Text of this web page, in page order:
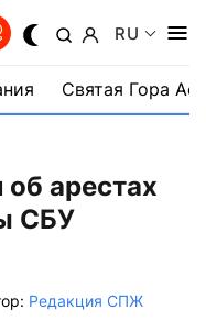
RU
Святая Гора
арестах
СБУ
Редакция СПЖ